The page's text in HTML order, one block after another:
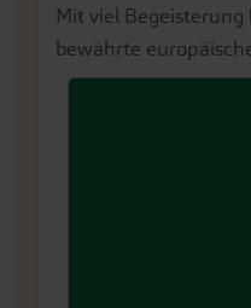
Mit viel
bewährte